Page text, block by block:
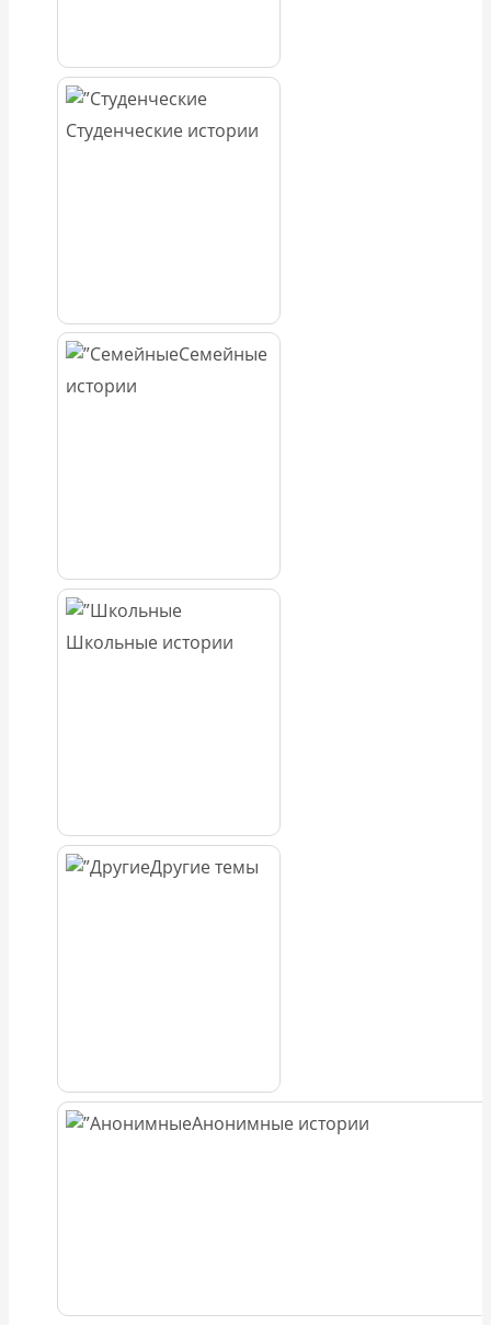
Студенческие истории
Семейные
истории
Школьные истории
Другие темы
Анонимные истории